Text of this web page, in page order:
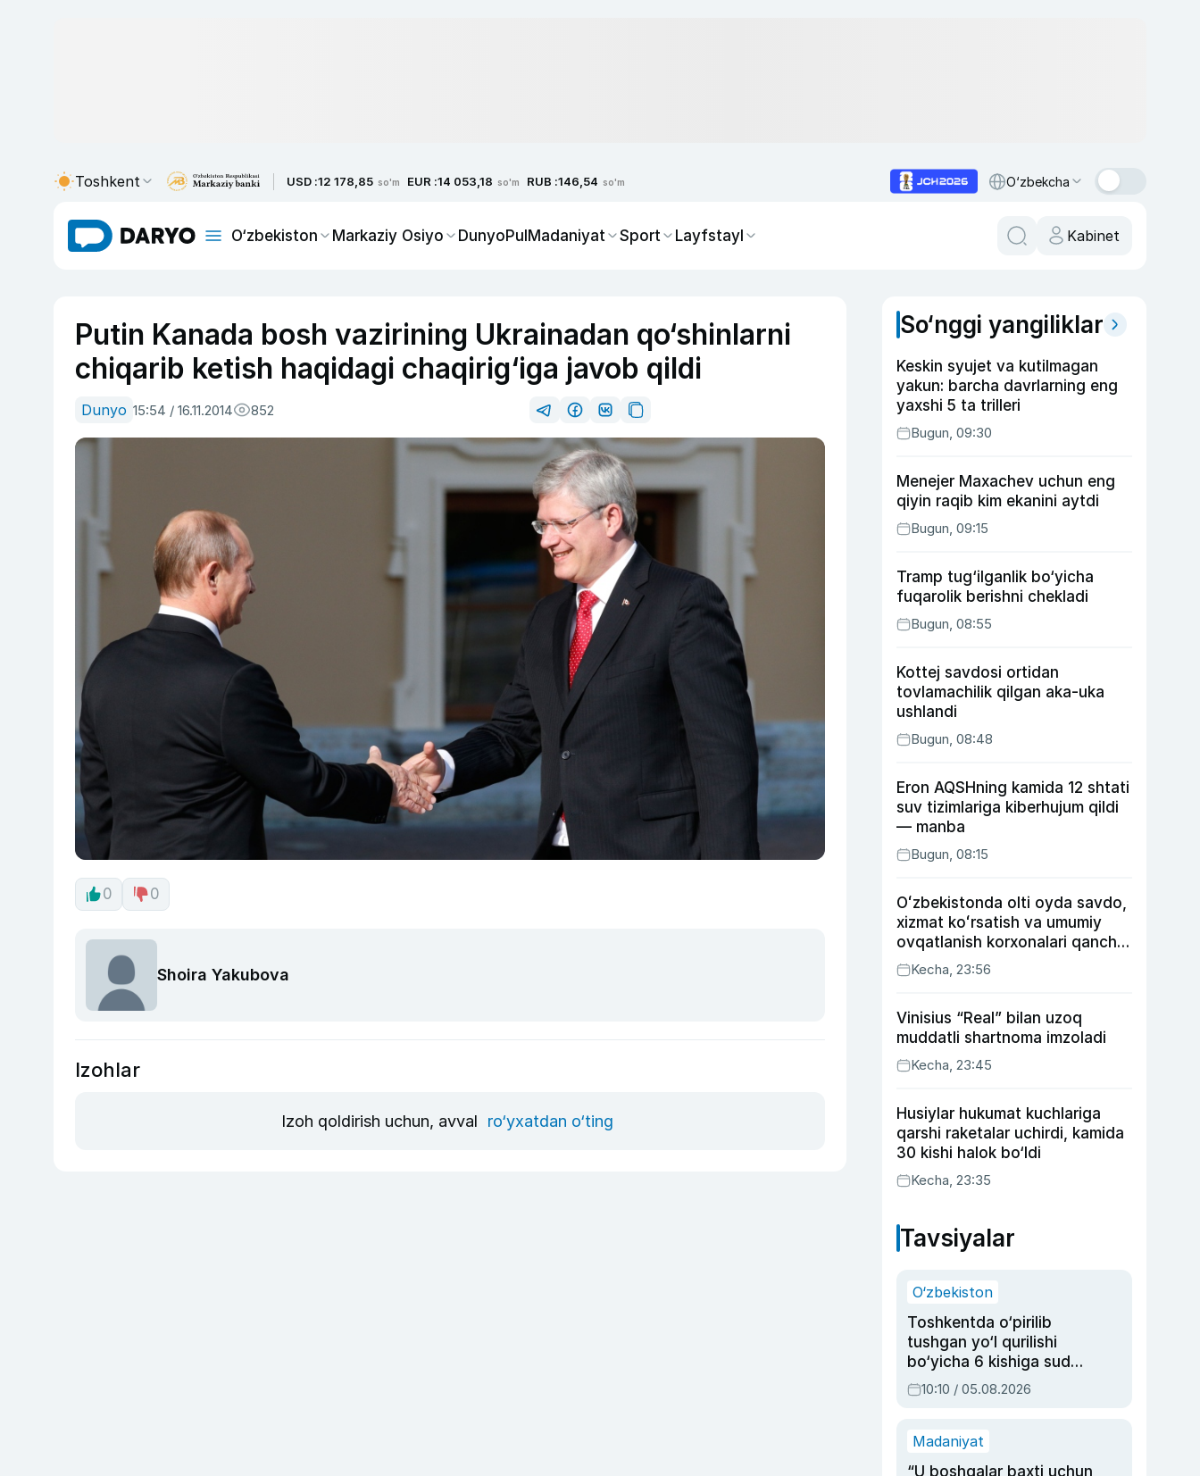
Toshkent USD :12 178,85 so'm EUR :14 053,18 so'm RUB :146,54 so'm O‘zbekcha
O‘zbekiston Markaziy Osiyo DunyoPulMadaniyat Sport Layfstayl Kabinet
Putin Kanada bosh vazirining Ukrainadan qo‘shinlarni
chiqarib ketish haqidagi chaqirig‘iga javob qildi
Dunyo 15:54 / 16.11.2014 852
0 0
Shoira Yakubova
Izohlar
Izoh qoldirish uchun, avval ro‘yxatdan o‘ting
So‘nggi yangiliklar
Keskin syujet va kutilmagan
yakun: barcha davrlarning eng
yaxshi 5 ta trilleri
Bugun, 09:30
Menejer Maxachev uchun eng
qiyin raqib kim ekanini aytdi
Bugun, 09:15
Tramp tug‘ilganlik bo‘yicha
fuqarolik berishni chekladi
Bugun, 08:55
Kottej savdosi ortidan
tovlamachilik qilgan aka-uka
ushlandi
Bugun, 08:48
Eron AQSHning kamida 12 shtati
suv tizimlariga kiberhujum qildi
— manba
Bugun, 08:15
Oʻzbekistonda olti oyda savdo,
xizmat koʻrsatish va umumiy
ovqatlanish korxonalari qancha
soliq toʻlagani ochiqlandi
Kecha, 23:56
Vinisius “Real” bilan uzoq
muddatli shartnoma imzoladi
Kecha, 23:45
Husiylar hukumat kuchlariga
qarshi raketalar uchirdi, kamida
30 kishi halok bo‘ldi
Kecha, 23:35
Tavsiyalar
O‘zbekiston
Toshkentda o‘pirilib
tushgan yo‘l qurilishi
bo‘yicha 6 kishiga sud
hukmi o‘qildi
10:10 / 05.08.2026
Madaniyat
“U boshqalar baxti uchun